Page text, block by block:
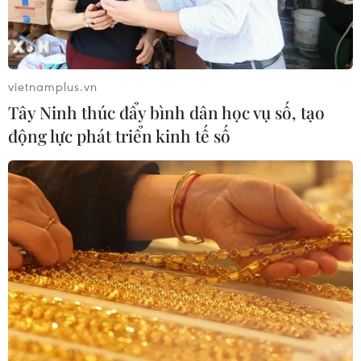
Chẩn đoán và điều trị thành công
trường hợp mắc bệnh viêm mạch
hiếm gặp
30/07/2026 08:15
Trao tặng 10 gia đình khó khăn điều
trị vô sinh hiếm muộn miễn phí 100%
30/07/2026 07:37
Xem thêm
vietnamplus.vn
Tây Ninh thúc đẩy bình dân học vụ số, tạo
động lực phát triển kinh tế số